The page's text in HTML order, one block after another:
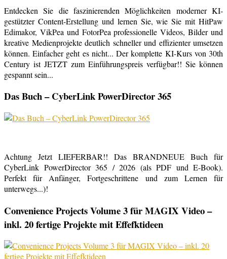
Entdecken Sie die faszinierenden Möglichkeiten moderner KI-
gestützter Content-Erstellung und lernen Sie, wie Sie mit HitPaw
Edimakor, VikPea und FotorPea professionelle Videos, Bilder und
kreative Medienprojekte deutlich schneller und effizienter umsetzen
können. Einfacher geht es nicht... Der komplette KI-Kurs von 30th
Century ist JETZT zum Einführungspreis verfügbar!! Sie können
gespannt sein...
Das Buch – CyberLink PowerDirector 365
Achtung Jetzt LIEFERBAR!! Das BRANDNEUE Buch für
CyberLink PowerDirector 365 / 2026 (als PDF und E-Book).
Perfekt für Anfänger, Fortgeschrittene und zum Lernen für
unterwegs...)!
Convenience Projects Volume 3 für MAGIX Video –
inkl. 20 fertige Projekte mit Effefktideen